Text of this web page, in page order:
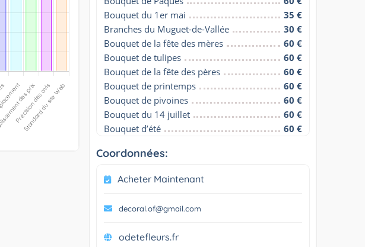
Bouquet du 1er mai
35 €
Branches du Muguet-de-Vallée
30 €
Bouquet de la fête des mères
60 €
Bouquet de tulipes
60 €
Bouquet de la fête des pères
60 €
Bouquet de printemps
60 €
Bouquet de pivoines
60 €
Bouquet du 14 juillet
60 €
Bouquet d’été
60 €
Coordonnées:
Acheter Maintenant
decoral.of@gmail.com
odetefleurs.fr